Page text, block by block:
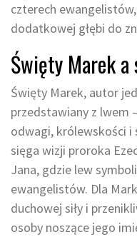
czterech
dodatkowej głębi do
Święty Marek
Święty Marek, autor
przedstawiany z lwem
odwagi, królewskości i
sięga wizji proroka
Jana, gdzie lew
ewangelistów. Dla
duchowej siły i
osoby noszące jego